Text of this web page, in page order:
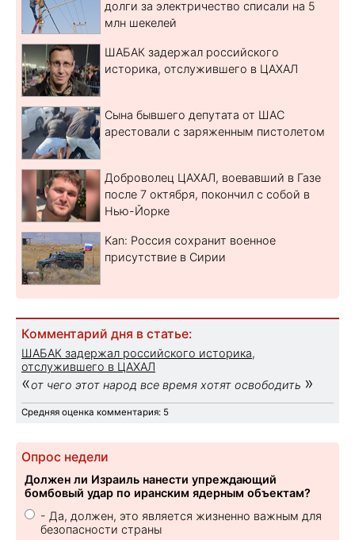
долги за электричество списали на 5
млн шекелей
ШАБАК задержал российского
историка, отслужившего в ЦАХАЛ
Сына бывшего депутата от ШАС
арестовали с заряженным пистолетом
Доброволец ЦАХАЛ, воевавший в Газе
после 7 октября, покончил с собой в
Нью-Йорке
Kan: Россия сохранит военное
присутствие в Сирии
Комментарий дня в статье:
ШАБАК задержал российского историка,
отслужившего в ЦАХАЛ
«от чего этот народ все время хотят освободить »
Средняя оценка комментария: 5
Опрос недели
Должен ли Израиль нанести упреждающий
бомбовый удар по иранским ядерным объектам?
- Да, должен, это является жизненно важным для
безопасности страны